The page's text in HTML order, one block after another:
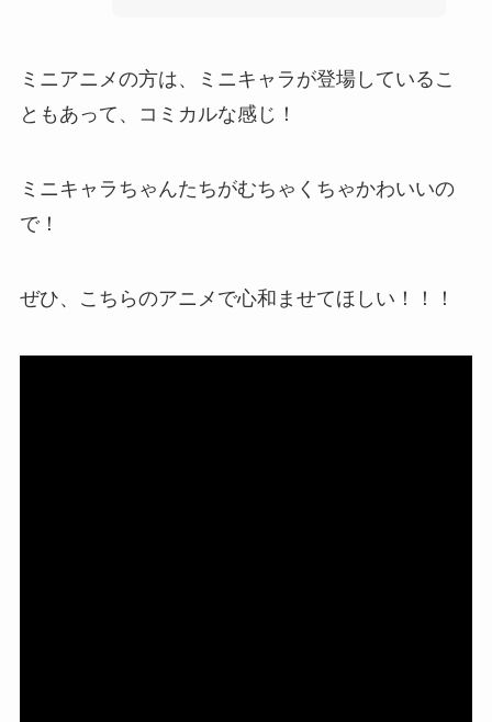
ミニアニメの方は、ミニキャラが登場しているこ
ともあって、コミカルな感じ！
ミニキャラちゃんたちがむちゃくちゃかわいいの
で！
ぜひ、こちらのアニメで心和ませてほしい！！！